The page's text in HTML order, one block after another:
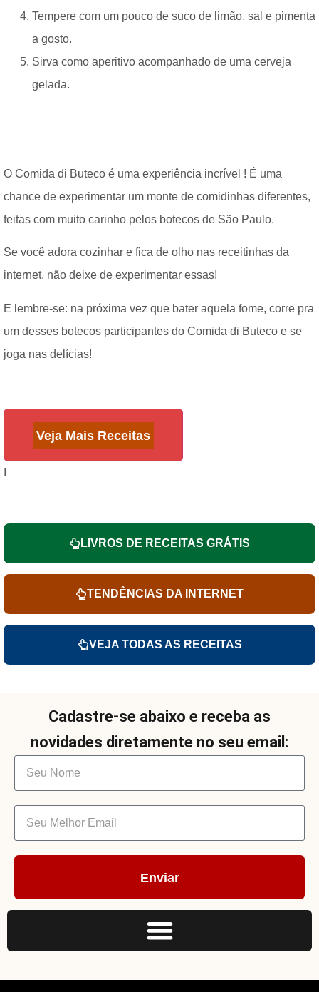
Tempere com um pouco de suco de limão, sal e pimenta
a gosto.
Sirva como aperitivo acompanhado de uma cerveja
gelada.
O Comida di Buteco é uma experiência incrível ! É uma
chance de experimentar um monte de comidinhas diferentes,
feitas com muito carinho pelos botecos de São Paulo.
Se você adora cozinhar e fica de olho nas receitinhas da
internet, não deixe de experimentar essas!
E lembre-se: na próxima vez que bater aquela fome, corre pra
um desses botecos participantes do Comida di Buteco e se
joga nas delícias!
Veja Mais Receitas
LIVROS DE RECEITAS GRÁTIS
TENDÊNCIAS DA INTERNET
VEJA TODAS AS RECEITAS
Cadastre-se abaixo e receba as
novidades diretamente no seu email:
Enviar